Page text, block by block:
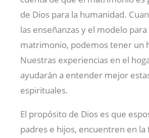
de Dios para la humanidad.
las enseñanzas y el modelo para
matrimonio, podemos tener un
Nuestras experiencias en el
ayudarán a entender mejor
espirituales.
El propósito de Dios es que
padres e hijos, encuentren en la